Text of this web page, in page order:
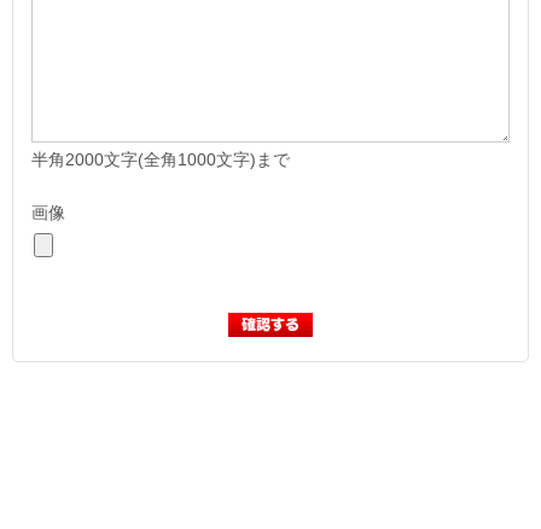
半角2000文字(全角1000文字)まで
画像